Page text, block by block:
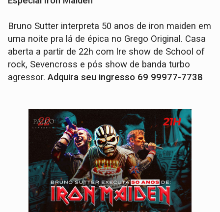
Bruno Sutter interpreta 50 anos de iron maiden em
uma noite pra lá de épica no Grego Original. Casa
aberta a partir de 22h com lre show de School of
rock, Sevencross e pós show de banda turbo
agressor.Adquira seu ingresso 69 99977-7738